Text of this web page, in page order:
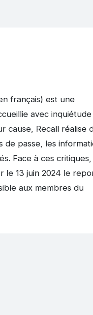
français) est une
avec
cause, Recall réalise
de passe, les
Face à ces critiques,
le 13 juin 2024 le
aux membres du